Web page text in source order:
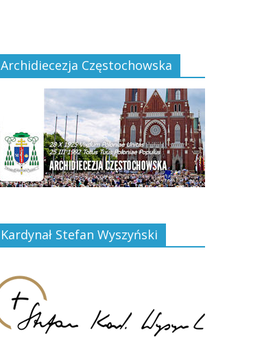
Archidiecezja Częstochowska
Kardynał Stefan Wyszyński